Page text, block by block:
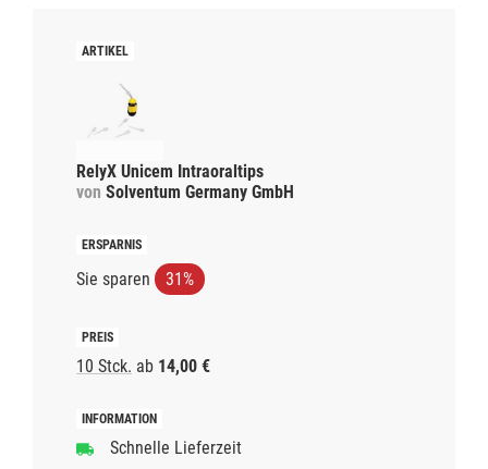
RelyX Unicem Intraoraltips
von Solventum Germany GmbH
Sie sparen 31%
10 Stck. ab 14,00 €
Schnelle Lieferzeit